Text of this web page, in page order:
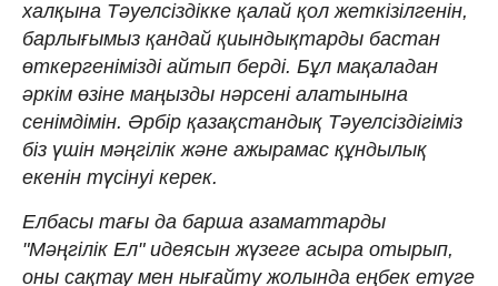
халқына Тәуелсіздікке қалай қол жеткізілгенін,
барлығымыз қандай қиындықтарды бастан
өткергенімізді айтып берді. Бұл мақаладан
әркім өзіне маңызды нәрсені алатынына
сенімдімін. Әрбір қазақстандық Тәуелсіздігіміз
біз үшін мәңгілік және ажырамас құндылық
екенін түсінуі керек.
Елбасы тағы да барша азаматтарды
"Мәңгілік Ел" идеясын жүзеге асыра отырып,
оны сақтау мен нығайту жолында еңбек етуге